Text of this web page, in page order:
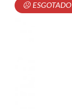
☹ ESGOTADO